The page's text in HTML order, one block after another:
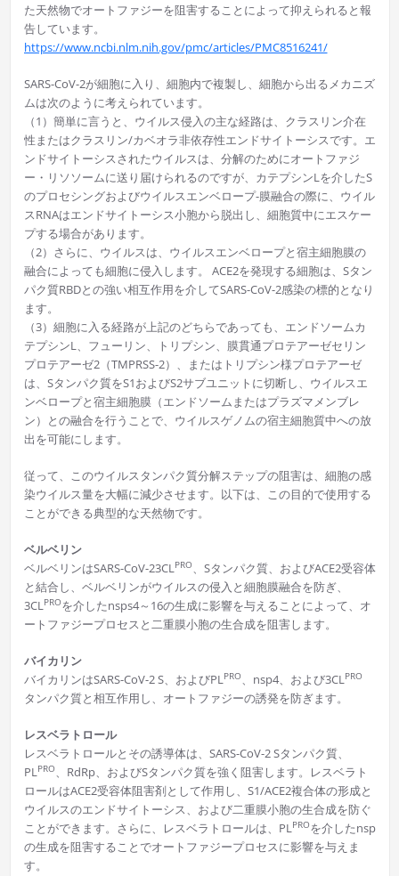
た天然物でオートファジーを阻害することによって抑えられると報
告しています。
https://www.ncbi.nlm.nih.gov/pmc/articles/PMC8516241/
SARS-CoV-2が細胞に入り、細胞内で複製し、細胞から出るメカニズ
ムは次のように考えられています。
（1）簡単に言うと、ウイルス侵入の主な経路は、クラスリン介在
性またはクラスリン/カベオラ非依存性エンドサイトーシスです。エ
ンドサイトーシスされたウイルスは、分解のためにオートファジ
ー・リソソームに送り届けられるのですが、カテプシンLを介したS
のプロセシングおよびウイルスエンベロープ-膜融合の際に、ウイル
スRNAはエンドサイトーシス小胞から脱出し、細胞質中にエスケー
プする場合があります。
（2）さらに、ウイルスは、ウイルスエンベロープと宿主細胞膜の
融合によっても細胞に侵入します。 ACE2を発現する細胞は、Sタン
パク質RBDとの強い相互作用を介してSARS-CoV-2感染の標的となり
ます。
（3）細胞に入る経路が上記のどちらであっても、エンドソームカ
テプシンL、フューリン、トリプシン、膜貫通プロテアーゼセリン
プロテアーゼ2（TMPRSS-2）、またはトリプシン様プロテアーゼ
は、Sタンパク質をS1およびS2サブユニットに切断し、ウイルスエ
ンベロープと宿主細胞膜（エンドソームまたはプラズマメンブレ
ン）との融合を行うことで、ウイルスゲノムの宿主細胞質中への放
出を可能にします。
従って、このウイルスタンパク質分解ステップの阻害は、細胞の感
染ウイルス量を大幅に減少させます。以下は、この目的で使用する
ことができる典型的な天然物です。
ベルベリン
ベルベリンはSARS-CoV-23CLPRO、Sタンパク質、およびACE2受容体
と結合し、ベルベリンがウイルスの侵入と細胞膜融合を防ぎ、
3CLPROを介したnsps4～16の生成に影響を与えることによって、オ
ートファジープロセスと二重膜小胞の生合成を阻害します。
バイカリン
バイカリンはSARS-CoV-2 S、およびPLPRO、nsp4、および3CLPRO
タンパク質と相互作用し、オートファジーの誘発を防ぎます。
レスベラトロール
レスベラトロールとその誘導体は、SARS-CoV-2 Sタンパク質、
PLPRO、RdRp、およびSタンパク質を強く阻害します。レスベラト
ロールはACE2受容体阻害剤として作用し、S1/ACE2複合体の形成と
ウイルスのエンドサイトーシス、および二重膜小胞の生合成を防ぐ
ことができます。さらに、レスベラトロールは、PLPROを介したnsp
の生成を阻害することでオートファジープロセスに影響を与えま
す。